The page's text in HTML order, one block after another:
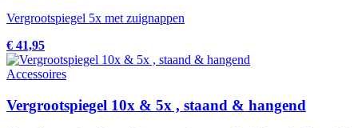
Vergrootspiegel 5x met zuignappen
€ 41,95
Accessoires
Vergrootspiegel 10x & 5x , staand & hangend